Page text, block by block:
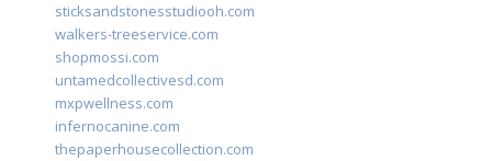
sticksandstonesstudiooh.com
walkers-treeservice.com
shopmossi.com
untamedcollectivesd.com
mxpwellness.com
infernocanine.com
thepaperhousecollection.com